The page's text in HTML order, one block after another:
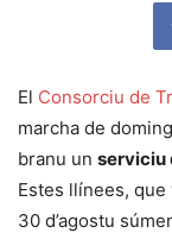
El Consorciu de
marcha de
branu un serviciu
Estes llínees, que
30 d’agostu